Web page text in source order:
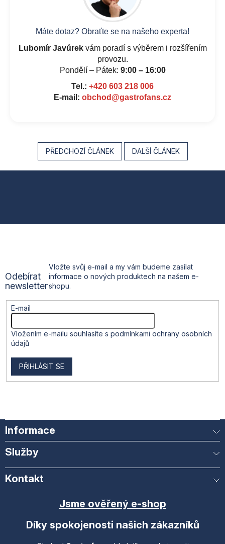
Máte dotaz? Obraťte se na našeho experta!
Lubomír Javůrekvám poradí s výběrem i rozšířením
provozu.
Pondělí – Pátek: 9:00 – 16:00
Tel.: +420 603 218 006
E-mail: obchod@gastrofans.cz
PŘEDCHOZÍ ČLÁNEK DALŠÍ ČLÁNEK
p
Odebírat
newsletter
Vložte svůj e-mail a my vám budeme zasílat
informace o nových produktech na našem e-
shopu.
E-mail
Vložením e-mailu souhlasíte s podmínkami ochrany osobních
údajů
PŘIHLÁSIT SE
Informace
Služby
Kontakt
Jsme ověřený e-shop
Díky spokojenosti našich zákazníků